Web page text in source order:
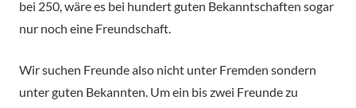
bei 250, wäre es bei hundert guten Bekanntschaften sogar
nur noch eine Freundschaft.
Wir suchen Freunde also nicht unter Fremden sondern
unter guten Bekannten. Um ein bis zwei Freunde zu